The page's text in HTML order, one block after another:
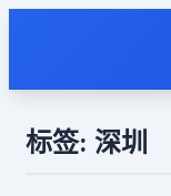
标签: 深圳